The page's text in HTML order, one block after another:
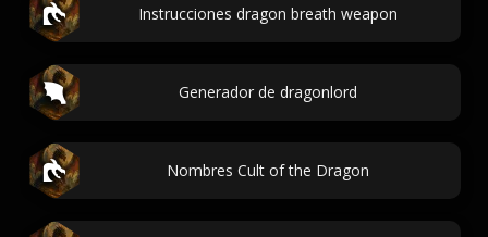
Instrucciones dragon breath weapon
Generador de dragonlord
Nombres Cult of the Dragon